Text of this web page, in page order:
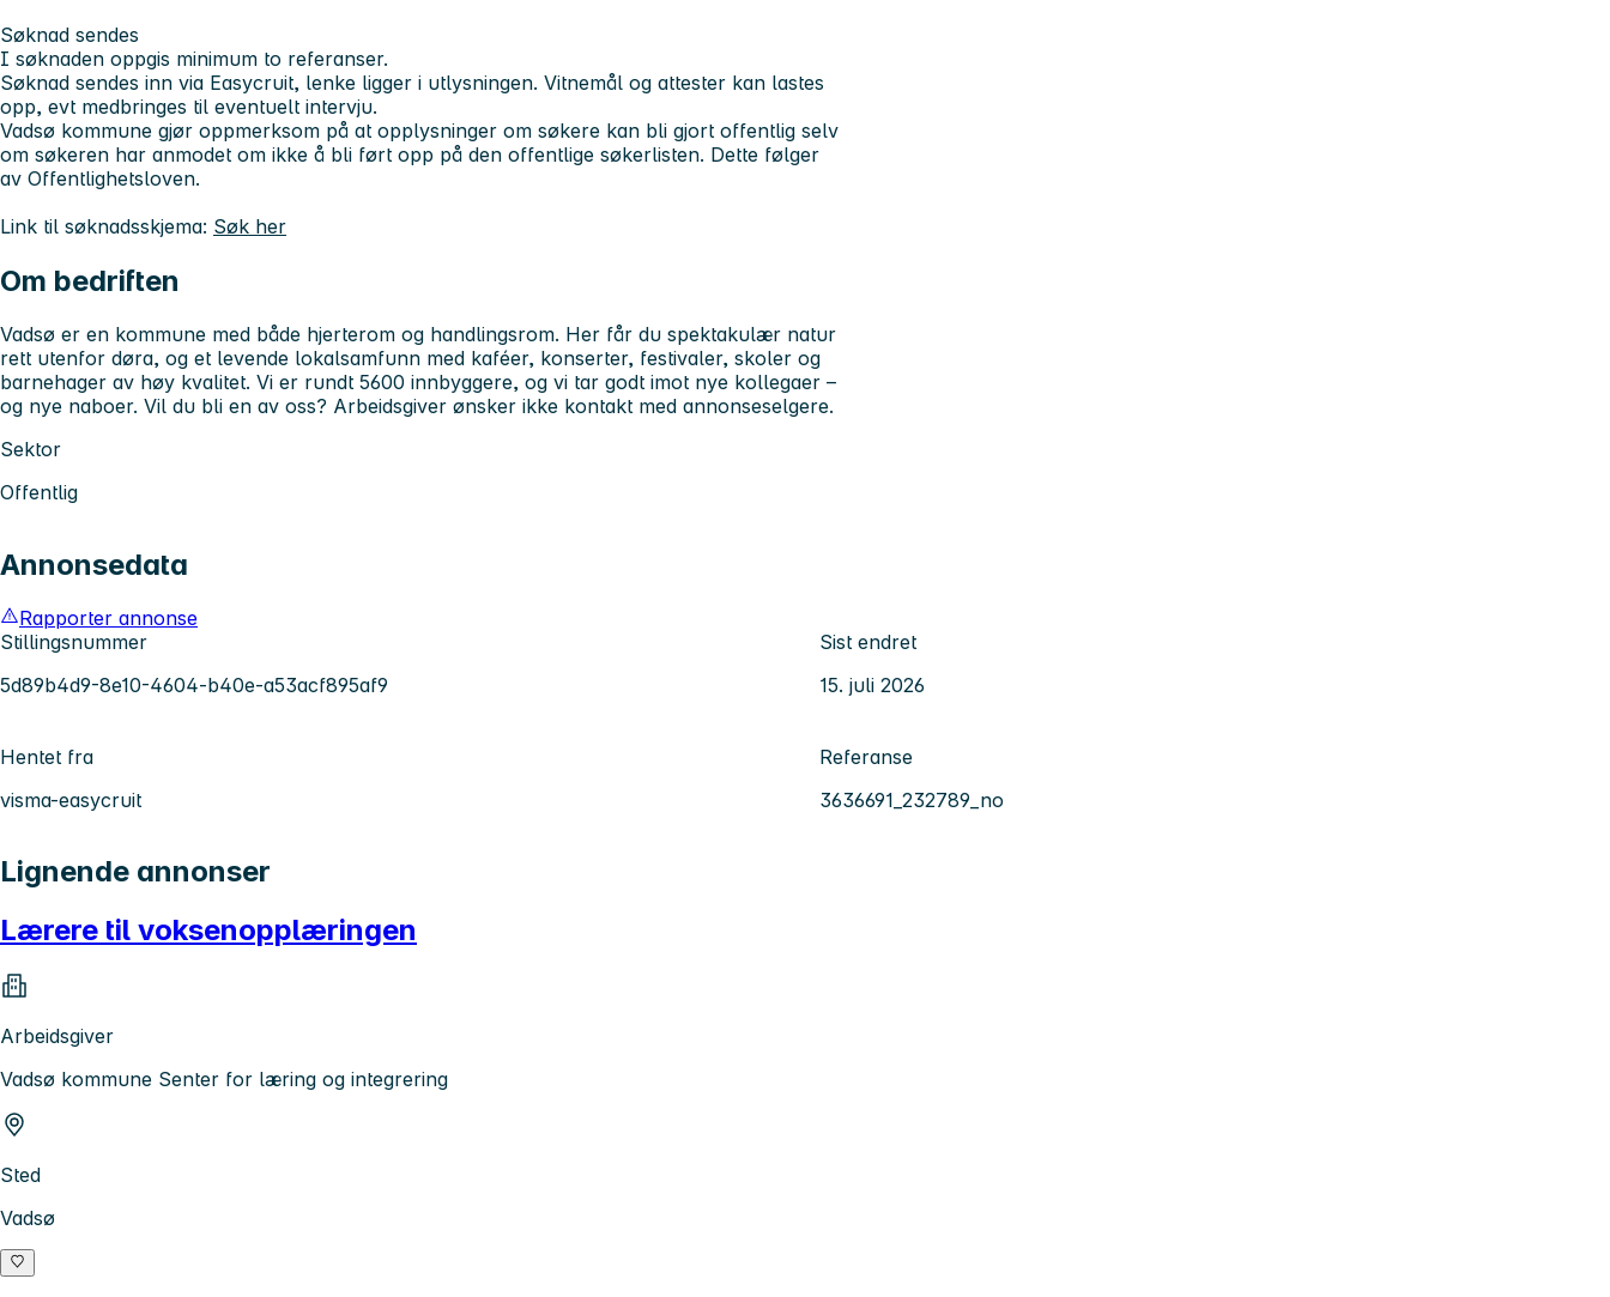
Søknad sendes
I søknaden oppgis minimum to referanser.
Søknad sendes inn via Easycruit, lenke ligger i utlysningen. Vitnemål og attester kan lastes
opp, evt medbringes til eventuelt intervju.
Vadsø kommune gjør oppmerksom på at opplysninger om søkere kan bli gjort offentlig selv
om søkeren har anmodet om ikke å bli ført opp på den offentlige søkerlisten. Dette følger
av Offentlighetsloven.
Link til søknadsskjema: Søk her
Om bedriften
Vadsø er en kommune med både hjerterom og handlingsrom. Her får du spektakulær natur
rett utenfor døra, og et levende lokalsamfunn med kaféer, konserter, festivaler, skoler og
barnehager av høy kvalitet. Vi er rundt 5600 innbyggere, og vi tar godt imot nye kollegaer –
og nye naboer. Vil du bli en av oss? Arbeidsgiver ønsker ikke kontakt med annonseselgere.
Sektor
Offentlig
Annonsedata
Rapporter annonse
Stillingsnummer
5d89b4d9-8e10-4604-b40e-a53acf895af9
Sist endret
15. juli 2026
Hentet fra
visma-easycruit
Referanse
3636691_232789_no
Lignende annonser
Lærere til voksenopplæringen
Arbeidsgiver
Vadsø kommune Senter for læring og integrering
Sted
Vadsø